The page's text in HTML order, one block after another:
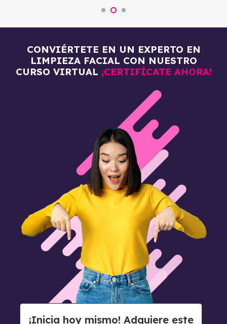
CONVIÉRTETE EN UN EXPERTO EN
LIMPIEZA FACIAL CON NUESTRO
CURSO VIRTUAL ¡CERTIFÍCATE AHORA!
¡Inicia hoy mismo! Adquiere este